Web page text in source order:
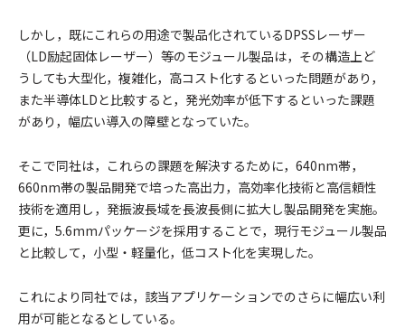
しかし，既にこれらの用途で製品化されているDPSSレーザー
（LD励起固体レーザー）等のモジュール製品は，その構造上ど
うしても大型化，複雑化，高コスト化するといった問題があり，
また半導体LDと比較すると，発光効率が低下するといった課題
があり，幅広い導入の障壁となっていた。
そこで同社は，これらの課題を解決するために，640nm帯，
660nm帯の製品開発で培った高出力，高効率化技術と高信頼性
技術を適用し，発振波長域を長波長側に拡大し製品開発を実施。
更に，5.6mmパッケージを採用することで，現行モジュール製品
と比較して，小型・軽量化，低コスト化を実現した。
これにより同社では，該当アプリケーションでのさらに幅広い利
用が可能となるとしている。